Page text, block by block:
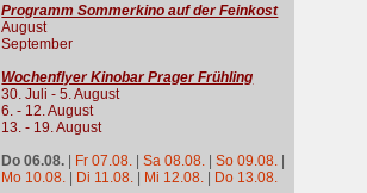
Programm Sommerkino auf der Feinkost
August
September
Wochenflyer Kinobar Prager Frühling
30. Juli - 5. August
6. - 12. August
13. - 19. August
Do 06.08. | Fr 07.08. |Sa 08.08. |So 09.08. |
Mo 10.08. | Di 11.08. | Mi 12.08. | Do 13.08.